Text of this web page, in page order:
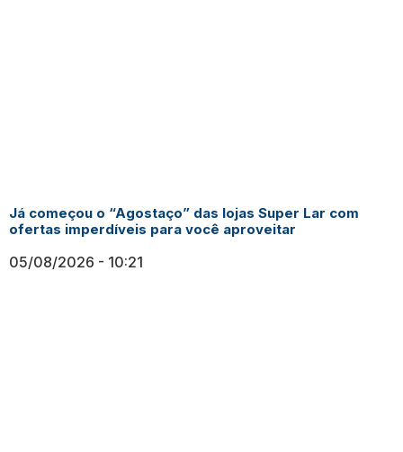
Já começou o “Agostaço” das lojas Super Lar com
ofertas imperdíveis para você aproveitar
05/08/2026 10:21